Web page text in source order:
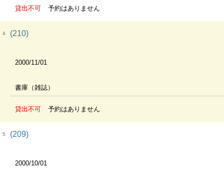
貸出不可 予約はありません
4 (210)
2000/11/01
書庫（雑誌）
貸出不可 予約はありません
5 (209)
2000/10/01